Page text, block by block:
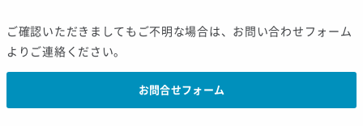
ご確認いただきましてもご不明な場合は、お問い合わせフォーム
よりご連絡ください。
お問合せフォーム